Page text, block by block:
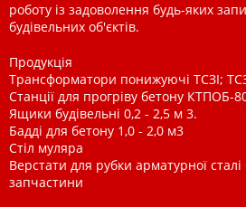
роботу із задоволення будь-яких
будівельних об'єктів.
Продукція
Трансформатори понижуючі ТСЗІ;
Станції для прогріву бетону КТПОБ-
Ящики будівельні 0,2 - 2,5 м 3.
Бадді для бетону 1,0 - 2,0 м3
Стіл муляра
Верстати для рубки арматурної
запчастини